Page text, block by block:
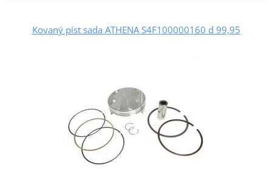
Kovaný píst sada ATHENA S4F100000160 d 99,95